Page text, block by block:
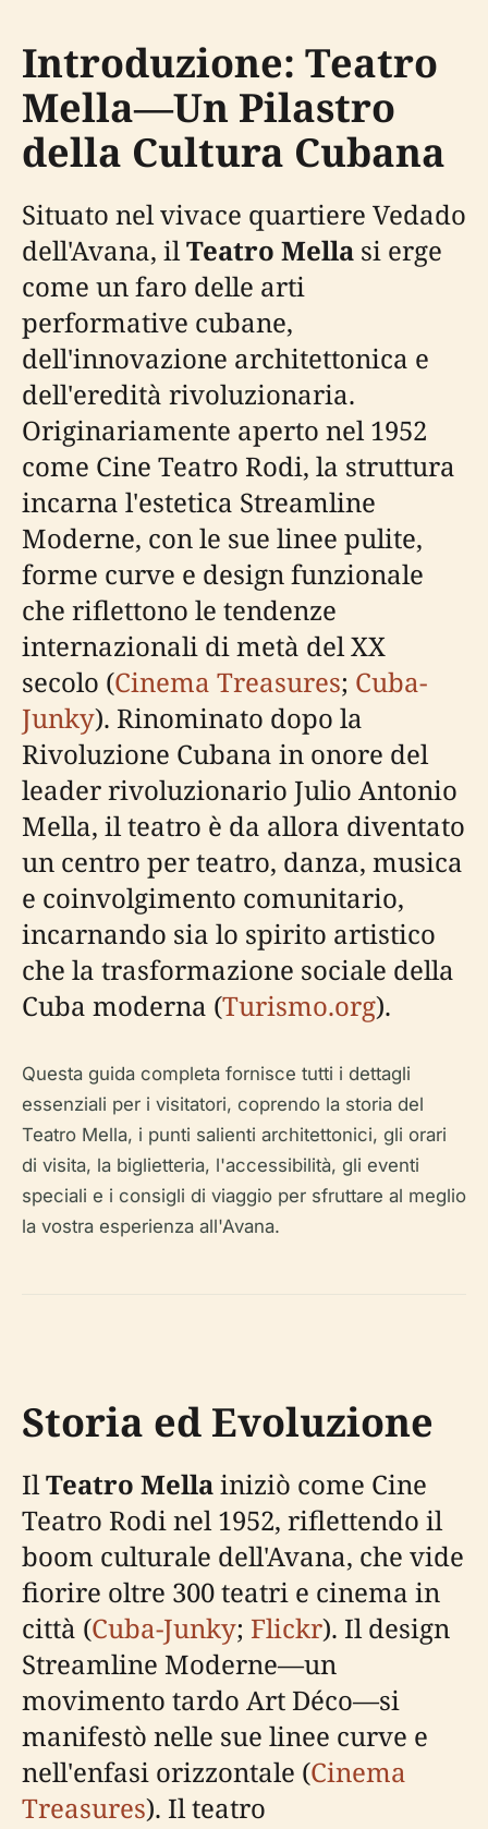
Introduzione: Teatro
Mella—Un Pilastro
della Cultura Cubana
Situato nel vivace quartiere Vedado
dell'Avana, ilTeatro Mella si erge
come un faro delle arti
performative cubane,
dell'innovazione architettonica e
dell'eredità rivoluzionaria.
Originariamente aperto nel 1952
come Cine Teatro Rodi, la struttura
incarna l'estetica Streamline
Moderne, con le sue linee pulite,
forme curve e design funzionale
che riflettono le tendenze
internazionali di metà del XX
secolo (Cinema Treasures; Cuba-
Junky). Rinominato dopo la
Rivoluzione Cubana in onore del
leader rivoluzionario Julio Antonio
Mella, il teatro è da allora diventato
un centro per teatro, danza, musica
e coinvolgimento comunitario,
incarnando sia lo spirito artistico
che la trasformazione sociale della
Cuba moderna (Turismo.org).
Questa guida completa fornisce tutti i dettagli
essenziali per i visitatori, coprendo la storia del
Teatro Mella, i punti salienti architettonici, gli orari
di visita, la biglietteria, l'accessibilità, gli eventi
speciali e i consigli di viaggio per sfruttare al meglio
la vostra esperienza all'Avana.
Storia ed Evoluzione
IlTeatro Mellainiziò come Cine
Teatro Rodi nel 1952, riflettendo il
boom culturale dell'Avana, che vide
fiorire oltre 300 teatri e cinema in
città (Cuba-Junky; Flickr). Il design
Streamline Moderne—un
movimento tardo Art Déco—si
manifestò nelle sue linee curve e
nell'enfasi orizzontale (Cinema
Treasures). Il teatro